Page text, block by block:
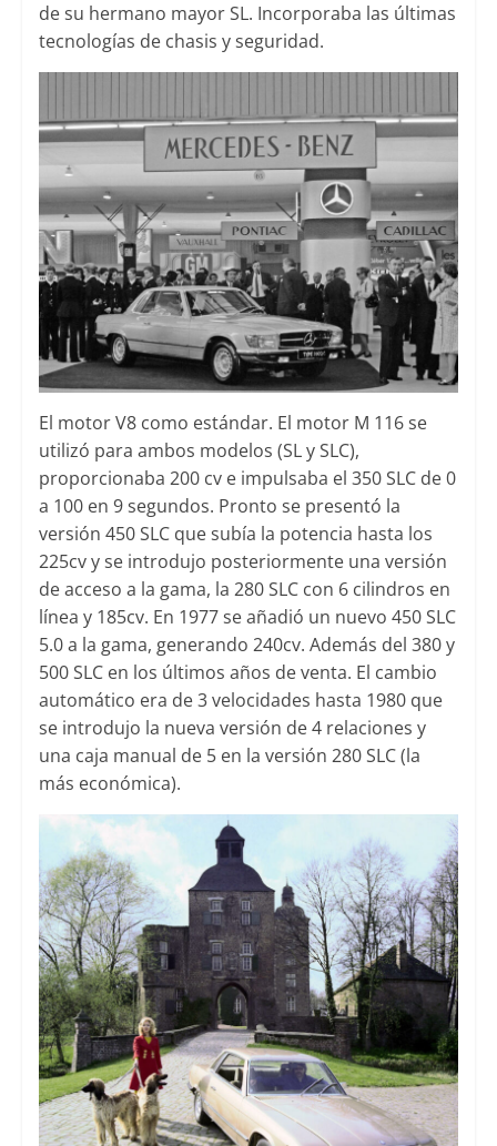
de su hermano mayor SL. Incorporaba las últimas
tecnologías de chasis y seguridad.
El motor V8 como estándar. El motor M 116 se
utilizó para ambos modelos (SL y SLC),
proporcionaba 200 cv e impulsaba el 350 SLC de 0
a 100 en 9 segundos. Pronto se presentó la
versión 450 SLC que subía la potencia hasta los
225cv y se introdujo posteriormente una versión
de acceso a la gama, la 280 SLC con 6 cilindros en
línea y 185cv. En 1977 se añadió un nuevo 450 SLC
5.0 a la gama, generando 240cv. Además del 380 y
500 SLC en los últimos años de venta. El cambio
automático era de 3 velocidades hasta 1980 que
se introdujo la nueva versión de 4 relaciones y
una caja manual de 5 en la versión 280 SLC (la
más económica).